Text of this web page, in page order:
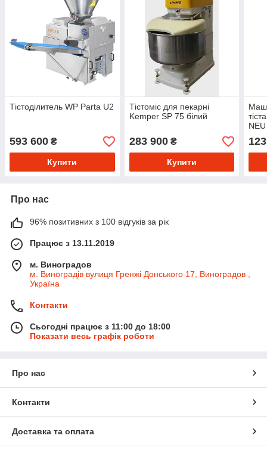
Тістоділитель WP Parta U2
593 600 ₴
Купити
Тістоміс для пекарні
Kemper SP 75 білий
283 900₴
Купити
NEU
Про нас
96% позитивних з 100 відгуків за рік
Працює з 13.11.2019
м. Виноградов
м. Виноградів вулиця Гренжі Донського 17, Виноградов ,
Україна
Контакти
Сьогодні працює з 11:00 до 18:00
Показати весь графік роботи
Про нас
Контакти
Доставка та оплата